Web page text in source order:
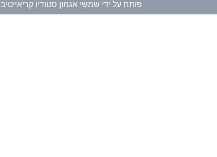
פותח על ידי שמשי אגמון סטודיו קריאייטיב